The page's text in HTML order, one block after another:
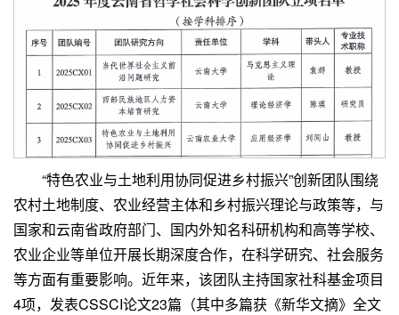
“特色农业与土地利用协同促进乡村振兴”创新团队围绕
农村土地制度、农业经营主体和乡村振兴理论与政策等，与
国家和云南省政府部门、国内外知名科研机构和高等学校、
农业企业等单位开展长期深度合作，在科学研究、社会服务
等方面有重要影响。近年来，该团队主持国家社科基金项目
4项，发表CSSCI论文23篇（其中多篇获《新华文摘》全文